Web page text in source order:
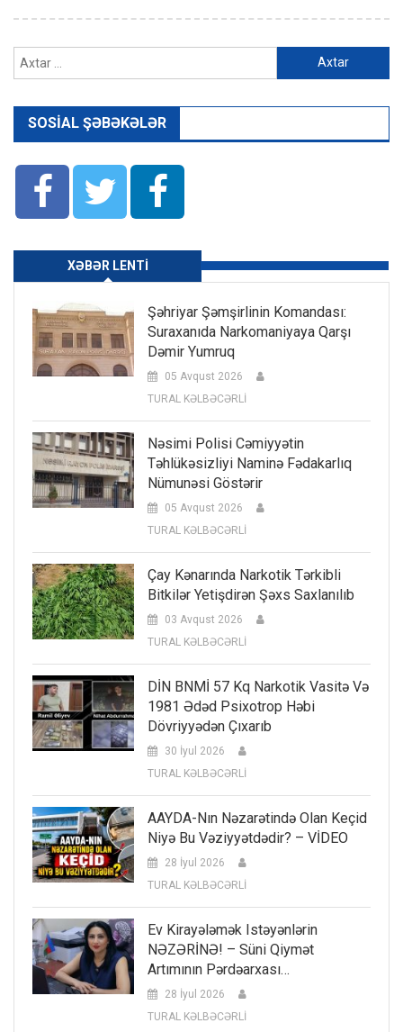
SOSIAL ŞƏBƏKƏLƏR
XƏBƏR LENTI
Şəhriyar Şəmşirlinin Komandası:
Suraxanıda Narkomaniyaya Qarşı
Dəmir Yumruq
05 Avqust 2026
TURAL KƏLBƏCƏRLİ
Nəsimi Polisi Cəmiyyətin
Təhlükəsizliyi Naminə Fədakarlıq
Nümunəsi Göstərir
05 Avqust 2026
TURAL KƏLBƏCƏRLİ
Çay Kənarında Narkotik Tərkibli
Bitkilər Yetişdirən Şəxs Saxlanılıb
03 Avqust 2026
TURAL KƏLBƏCƏRLİ
DİN BNMİ 57 Kq Narkotik Vasitə Və
1981 Ədəd Psixotrop Həbi
Dövriyyədən Çıxarıb
30 İyul 2026
TURAL KƏLBƏCƏRLİ
AAYDA-Nın Nəzarətində Olan Keçid
Niyə Bu Vəziyyətdədir? – VİDEO
28 İyul 2026
TURAL KƏLBƏCƏRLİ
Ev Kirayələmək Istəyənlərin
NƏZƏRİNƏ! – Süni Qiymət
Artımının Pərdəarxası…
28 İyul 2026
TURAL KƏLBƏCƏRLİ